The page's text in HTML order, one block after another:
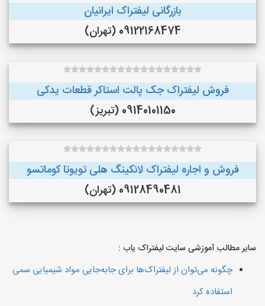
بازرگانی لیفتراک ایرانیان
09122168474 (تهران)
فروش لیفتراک جک پالت استاکر قطعات یدکی
09140101150 (تبریز)
فروش و اجاره لیفتراک لانکینگ هلی تویوتا کوماتسو
09128490481 (تهران)
سایر مطالب آموزشی سایت لیفتراک یاب :
چگونه می‌توان از لیفتراک‌ها برای جابه‌جایی مواد شیمیایی سمی
استفاده کرد